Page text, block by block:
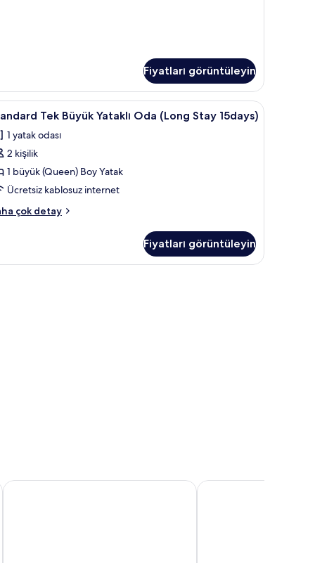
Fiyatları görüntüleyin
yalıtımı Masa, dizüstü bilgisayar çalışma alanı, ses
6 Tek Büyük Yataklı Oda (Long Stay 15days)
1 yatak odası
2 kişilik
1 büyük (Queen) Boy Yatak
Ücretsiz kablosuz internet
çok detay
Fiyatları görüntüleyin
RITZ HOTEL Risen Oceanpark Hotel